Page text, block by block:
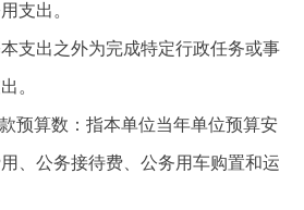
支出。
支出之外为完成特定行政任务或事
。
预算数：指本单位当年单位预算安
、公务接待费、公务用车购置和运